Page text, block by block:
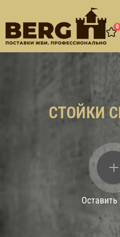
0
СТОЙКИ
Оставить